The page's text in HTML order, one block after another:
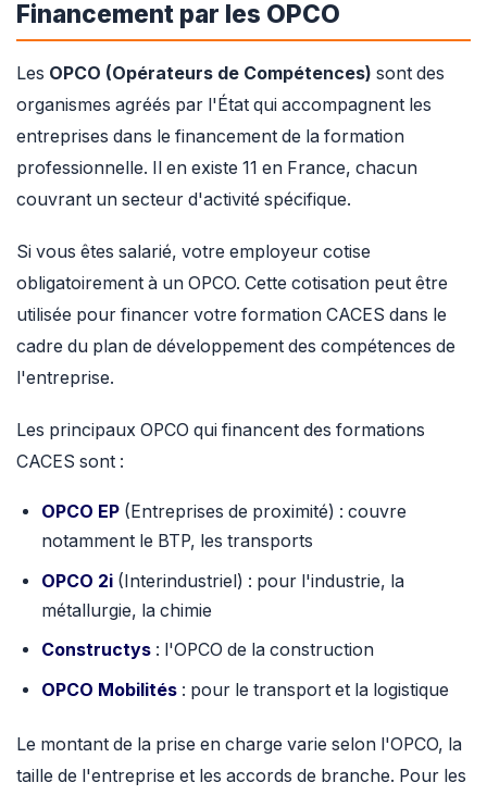
Financement par les OPCO
Les OPCO (Opérateurs de Compétences) sont des
organismes agréés par l'État qui accompagnent les
entreprises dans le financement de la formation
professionnelle. Il en existe 11 en France, chacun
couvrant un secteur d'activité spécifique.
Si vous êtes salarié, votre employeur cotise
obligatoirement à un OPCO. Cette cotisation peut être
utilisée pour financer votre formation CACES dans le
cadre du plan de développement des compétences de
l'entreprise.
Les principaux OPCO qui financent des formations
CACES sont :
OPCO EP(Entreprises de proximité) : couvre
notamment le BTP, les transports
OPCO 2i(Interindustriel) : pour l'industrie, la
métallurgie, la chimie
Constructys: l'OPCO de la construction
OPCO Mobilités: pour le transport et la logistique
Le montant de la prise en charge varie selon l'OPCO, la
taille de l'entreprise et les accords de branche. Pour les